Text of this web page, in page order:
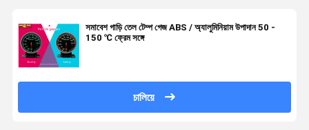
সমাবেশ গাড়ি তেল টেম্প গেজ ABS / অ্যালুমিনিয়াম উপাদান 50 -
150 ℃ ফ্রেম সঙ্গে
চালিয়ে